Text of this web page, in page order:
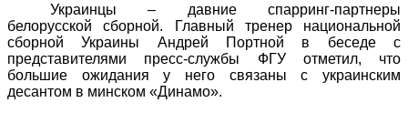
Украинцы – давние спарринг-партнеры
белорусской сборной. Главный тренер национальной
сборной Украины Андрей Портной в беседе с
представителями пресс-службы ФГУ отметил, что
большие ожидания у него связаны с украинским
десантом в минском «Динамо».